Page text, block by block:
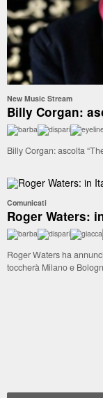
New Music Stream
Billy Corgan:
Billy Corgan: ascolta
Comunicati
Roger Waters:
Roger Waters ha
toccherà Milano e